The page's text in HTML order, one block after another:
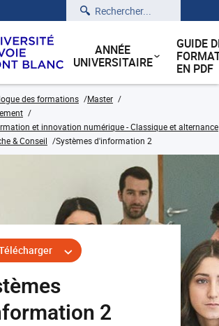
Rechercher
ANNÉE
UNIVERSITAIRE
GUIDE
EN PDF
des formations
Master
et innovation numérique - Classique et alternance
& Conseil
Systèmes d'information 2
2